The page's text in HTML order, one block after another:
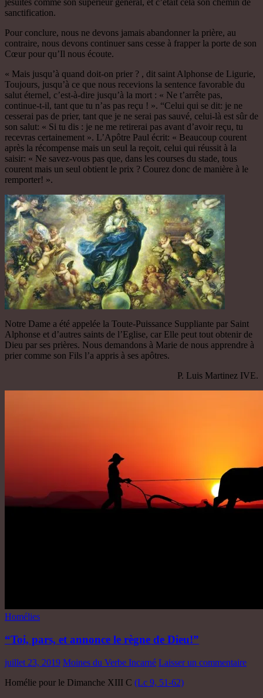
jésuites comme son supérieur général, et c’était cela son chemin de
sanctification.
Pour conclure, nous ne devons jamais abandonner la prière, au
contraire, nous devons continuer sans cesse à frapper la porte de son
Cœur pour qu’Il nous écoute.
« Mais jusqu’à quand doit-on prier ? , dit saint Alphonse de Ligurie,
Toujours, jusqu’à ce que nous recevions la sentence favorable du
salut éternel, c’est-à-dire jusqu’à la mort : « Ne t’arrête pas,
continue-t-il, tant que tu n’as pas reçu ! ». “Celui qui se dit: je ne
cesserai pas de prier, tant que je ne serai pas sauvé, celui-là est sûr de
son salut: « Si tu dis : je ne me retirerai pas avant d’avoir reçu, tu
recevras certainement ». L’Apôtre Paul écrit: « Beaucoup courent
après la récompense mais un seul la reçoit, celui qui réussit à la
saisir: « Ne savez-vous pas que, dans les courses du stade, tous
courent mais un seul obtient le prix ? Courez donc de manière à le
remporter! ».
Notre Dame a été appelée la Toute-Puissance Suppliante par Saint
Alphonse et d’autres saints de l’Eglise, car Elle peut tout obtenir de
Dieu par ses prières. Nous demandons à Marie de nous apprendre à
prier comme son Fils l’a appris à ses apôtres.
P. Luis Martinez IVE.
Homélies
“Toi, pars, et annonce le règne de Dieu!”
juillet 23, 2019 Moines du Verbe Incarné Laisser un commentaire
Homélie pour le Dimanche XIII C (Lc 9, 51-62)